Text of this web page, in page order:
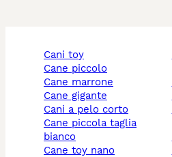
cani toy
cane piccolo
cane marrone
cane gigante
cani a pelo corto
cane piccola taglia
bianco
cane toy nano